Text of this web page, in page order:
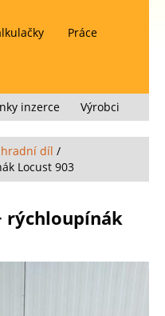
Práce
inzerce Výrobci
díl /
Locust 903
rýchloupínák